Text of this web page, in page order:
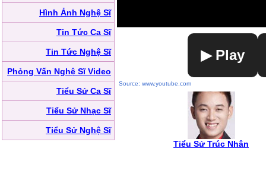
Hình Ảnh Nghệ Sĩ
Tin Tức Ca Sĩ
Tin Tức Nghệ Sĩ
Phỏng Vấn Nghệ Sĩ Video
Tiểu Sử Ca Sĩ
Tiểu Sử Nhạc Sĩ
Tiểu Sử Nghệ Sĩ
▶ Play
Source: www.youtube.com
Tiểu Sử Trúc Nhân